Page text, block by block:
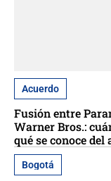
Acuerdo
Fusión entre
Warner Bros.:
qué se conoce del
Bogotá